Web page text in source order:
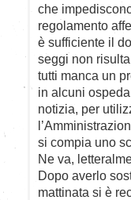
che
regolamento
è sufficiente il
seggi non
tutti manca un
in alcuni
notizia, per
si compia uno
Ne va,
Dopo averlo
mattinata si è